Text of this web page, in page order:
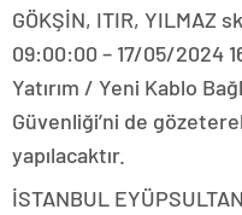
GÖKŞİN, ITIR, YILMAZ
09:00:00 – 17/05/2024
Yatırım / Yeni Kablo
Güvenliği’ni de
yapılacaktır.
İSTANBUL